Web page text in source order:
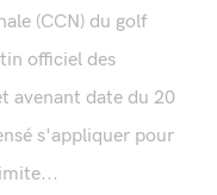
(CCN) du golf
officiel des
avenant date du 20
s'appliquer pour